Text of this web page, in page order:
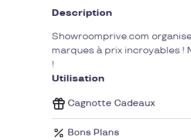
Description
Showroomprive.com
marques à prix incroyables !
!
Utilisation
Cagnotte Cadeaux
Bons Plans